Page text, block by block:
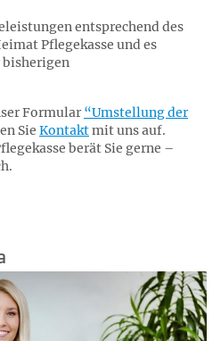
entsprechend des
Pflegekasse und es
bisherigen
Formular “Umstellung der
Sie Kontaktmit uns auf.
berät Sie gerne –